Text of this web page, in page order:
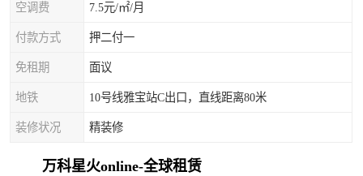
空调费 7.5元/㎡/月
付款方式 押二付一
免租期 面议
地铁 10号线雅宝站C出口，直线距离80米
装修状况 精装修
万科星火online-全球租赁